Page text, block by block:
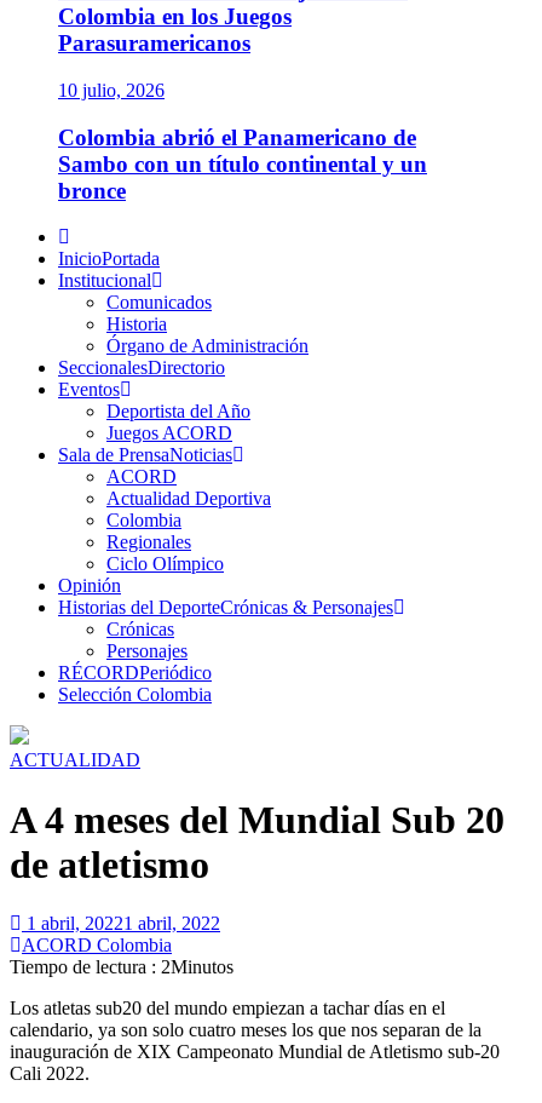
Colombia en los Juegos
Parasuramericanos
10 julio, 2026
Colombia abrió el Panamericano de
Sambo con un título continental y un
bronce
Menú
principalInicioPortada
Institucional
Comunicados
Historia
Órgano de Administración
SeccionalesDirectorio
Eventos
Deportista del Año
Juegos ACORD
Sala de PrensaNoticias
ACORD
Actualidad Deportiva
Colombia
Regionales
Ciclo Olímpico
Opinión
Historias del DeporteCrónicas & Personajes
Crónicas
Personajes
RÉCORDPeriódico
Selección Colombia
ACTUALIDAD
A 4 meses del Mundial Sub 20
de atletismo
1 abril, 20221 abril, 2022
ACORD Colombia
Tiempo de lectura : 2Minutos
Los atletas sub20 del mundo empiezan a tachar días en el
calendario, ya son solo cuatro meses los que nos separan de la
inauguración de XIX Campeonato Mundial de Atletismo sub-20
Cali 2022.